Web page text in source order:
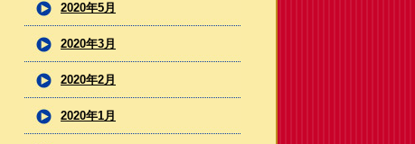
2020年5月
2020年3月
2020年2月
2020年1月